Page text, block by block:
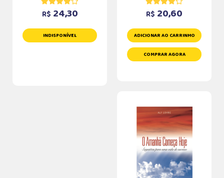
R$ 24,30
INDISPONÍVEL
R$ 20,60
ADICIONAR AO CARRINHO
COMPRAR AGORA